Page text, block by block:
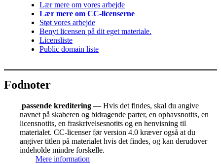
Lær mere om vores arbejde
Lær mere om CC-licenserne
Støt vores arbejde
Benyt licensen på dit eget materiale.
Licensliste
Public domain liste
Fodnoter
passende kreditering — Hvis det findes, skal du angive
navnet på skaberen og bidragende parter, en ophavsnotits, en
licensnotits, en fraskrivelsesnotits og en henvisning til
materialet. CC-licenser før version 4.0 kræver også at du
angiver titlen på materialet hvis det findes, og kan derudover
indeholde mindre forskelle.
Mere information